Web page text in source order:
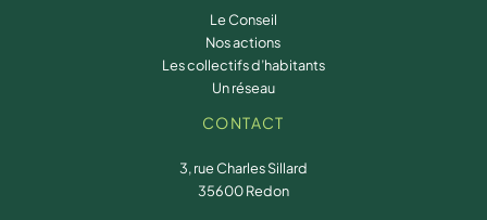
Le Conseil
Nos actions
Les collectifs d’habitants
Un réseau
CONTACT
3, rue Charles Sillard
35600 Redon